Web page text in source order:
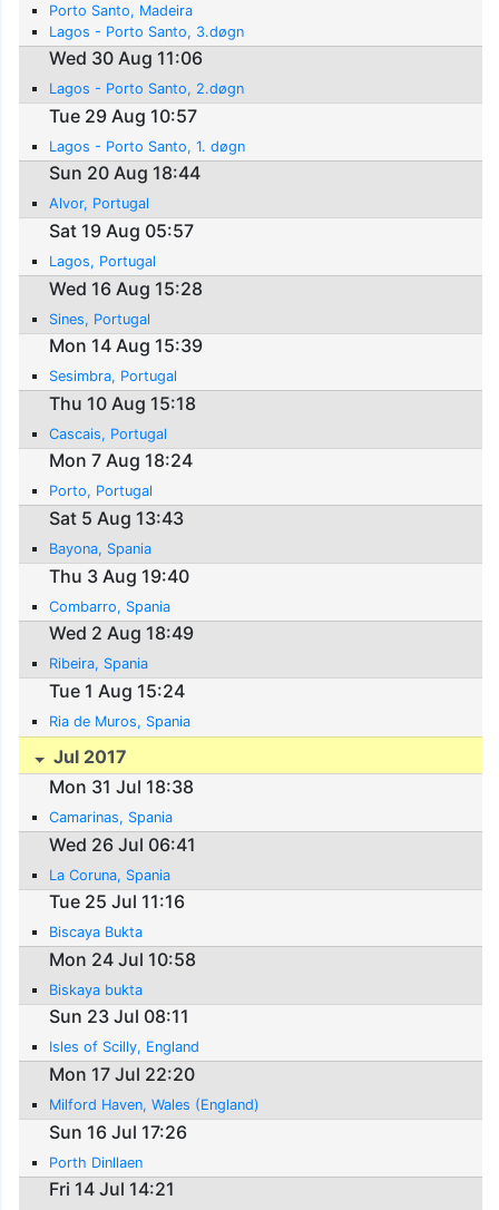
Porto Santo, Madeira
Lagos - Porto Santo, 3.døgn
Wed 30 Aug 11:06
Lagos - Porto Santo, 2.døgn
Tue 29 Aug 10:57
Lagos - Porto Santo, 1. døgn
Sun 20 Aug 18:44
Alvor, Portugal
Sat 19 Aug 05:57
Lagos, Portugal
Wed 16 Aug 15:28
Sines, Portugal
Mon 14 Aug 15:39
Sesimbra, Portugal
Thu 10 Aug 15:18
Cascais, Portugal
Mon 7 Aug 18:24
Porto, Portugal
Sat 5 Aug 13:43
Bayona, Spania
Thu 3 Aug 19:40
Combarro, Spania
Wed 2 Aug 18:49
Ribeira, Spania
Tue 1 Aug 15:24
Ria de Muros, Spania
Jul 2017
Mon 31 Jul 18:38
Camarinas, Spania
Wed 26 Jul 06:41
La Coruna, Spania
Tue 25 Jul 11:16
Biscaya Bukta
Mon 24 Jul 10:58
Biskaya bukta
Sun 23 Jul 08:11
Isles of Scilly, England
Mon 17 Jul 22:20
Milford Haven, Wales (England)
Sun 16 Jul 17:26
Porth Dinllaen
Fri 14 Jul 14:21